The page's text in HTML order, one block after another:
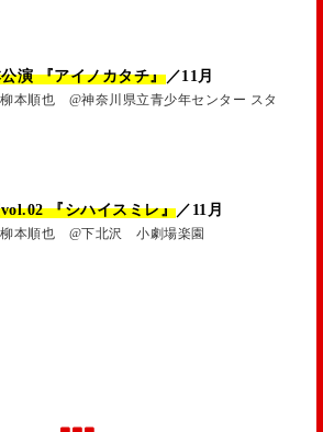
演 『アイノカタチ』／11月
本順也 @神奈川県立青少年センター スタ
『シハイスミレ』／11月
柳本順也 @下北沢 小劇場楽園